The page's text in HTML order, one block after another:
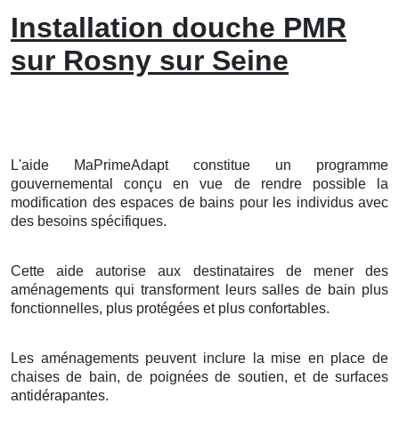
Installation douche PMR
sur Rosny sur Seine
L'aide MaPrimeAdapt constitue un programme
gouvernemental conçu en vue de rendre possible la
modification des espaces de bains pour les individus avec
des besoins spécifiques.
Cette aide autorise aux destinataires de mener des
aménagements qui transforment leurs salles de bain plus
fonctionnelles, plus protégées et plus confortables.
Les aménagements peuvent inclure la mise en place de
chaises de bain, de poignées de soutien, et de surfaces
antidérapantes.